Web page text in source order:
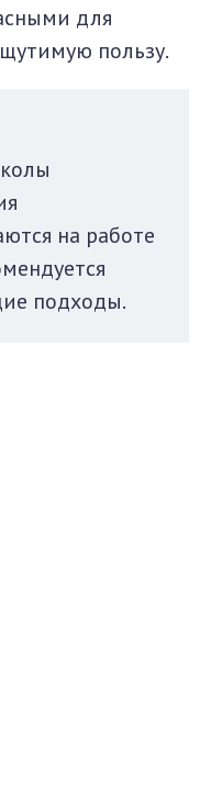
для
пользу.
на работе
подходы.